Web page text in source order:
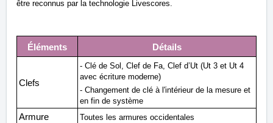
être reconnus par la technologie Livescores.
Éléments Détails
Clefs
- Clé de Sol, Clef de Fa, Clef d’Ut (Ut 3 et Ut 4
avec écriture moderne)
- Changement de clé à l'intérieur de la mesure et
en fin de système
Armure Toutes les armures occidentales